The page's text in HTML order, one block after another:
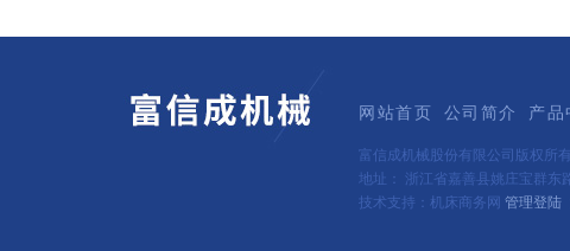
网站首页 公司简介 产品
富信成机械股份有限公司版权所
地址： 浙江省嘉善县姚庄宝群
技术支持：机床商务网 管理登陆